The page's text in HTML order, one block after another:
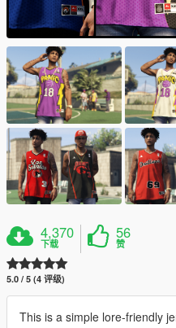
4,370
下载
56
赞
5.0 / 5 (4 评级)
This is a simple lore-friendly